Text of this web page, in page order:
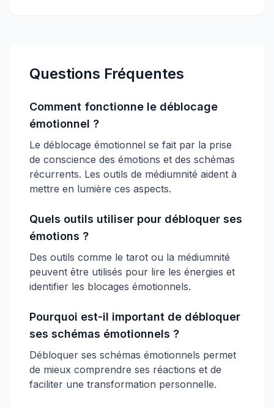
Questions Fréquentes
Comment fonctionne le déblocage
émotionnel ?
Le déblocage émotionnel se fait par la prise
de conscience des émotions et des schémas
récurrents. Les outils de médiumnité aident à
mettre en lumière ces aspects.
Quels outils utiliser pour débloquer ses
émotions ?
Des outils comme le tarot ou la médiumnité
peuvent être utilisés pour lire les énergies et
identifier les blocages émotionnels.
Pourquoi est-il important de débloquer
ses schémas émotionnels ?
Débloquer ses schémas émotionnels permet
de mieux comprendre ses réactions et de
faciliter une transformation personnelle.